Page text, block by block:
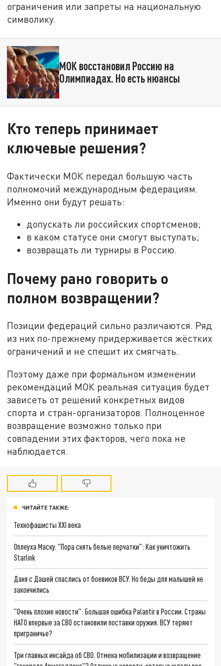
ограничения или запреты на национальную
символику.
МОК восстановил Россию на
Олимпиадах. Но есть нюансы
Кто теперь принимает
ключевые решения?
Фактически МОК передал большую часть
полномочий международным федерациям.
Именно они будут решать:
допускать ли российских спортсменов;
в каком статусе они смогут выступать;
возвращать ли турниры в Россию.
Почему рано говорить о
полном возвращении?
Позиции федераций сильно различаются. Ряд
из них по-прежнему придерживается жёстких
ограничений и не спешит их смягчать.
Поэтому даже при формальном изменении
рекомендаций МОК реальная ситуация будет
зависеть от решений конкретных видов
спорта и стран-организаторов. Полноценное
возвращение возможно только при
совпадении этих факторов, чего пока не
наблюдается.
ЧИТАЙТЕ ТАКЖЕ:
Технофашисты XXI века
Оплеуха Маску. "Пора снять белые перчатки": Как уничтожить
Starlink
Даня с Дашей спаслись от боевиков ВСУ. Но беды для малышей не
закончились
"Очень плохие новости": Большая ошибка Palantir в России. Страны
НАТО впервые за СВО остановили поставки оружия. ВСУ теряют
приграничье?
Три главных инсайда об СВО. Отмена мобилизации и возвращение